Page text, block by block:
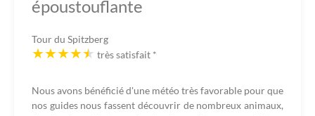
époustouflante
Tour du Spitzberg
très satisfait *
Nous avons bénéficié d'une météo très favorable pour que
nos guides nous fassent découvrir de nombreux animaux,